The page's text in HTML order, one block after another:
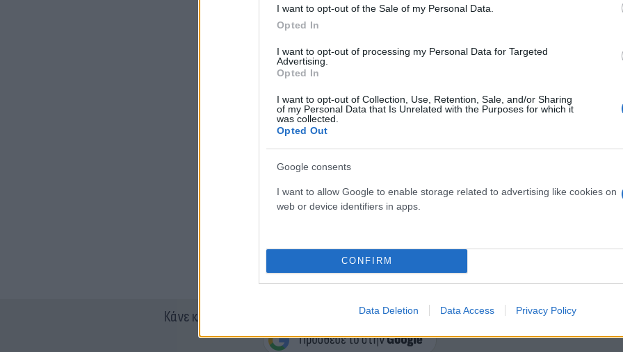
I want to opt-out of the Sale of my Personal Data.
Opted In
I want to opt-out of processing my Personal Data for Targeted
Advertising.
Opted In
I want to opt-out of Collection, Use, Retention, Sale, and/or Sharing
of my Personal Data that Is Unrelated with the Purposes for which it
was collected.
Opted Out
Google consents
I want to allow Google to enable storage related to advertising like cookies on
web or device identifiers in apps.
CONFIRM
Data Deletion Data Access Privacy Policy
Κάνε κλικ και δες περισσότερο Flash.grστην αναζήτηση τηςGoogle